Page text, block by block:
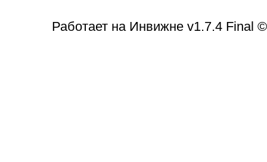
Работает на Инвижне v1.7.4 Final